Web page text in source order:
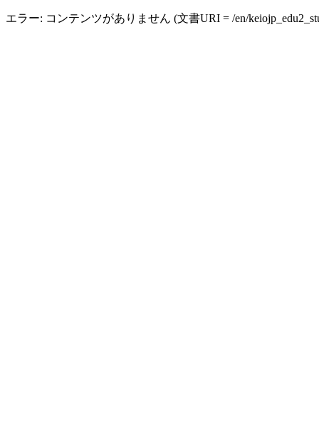
エラー: コンテンツがありません (文書URI = /en/